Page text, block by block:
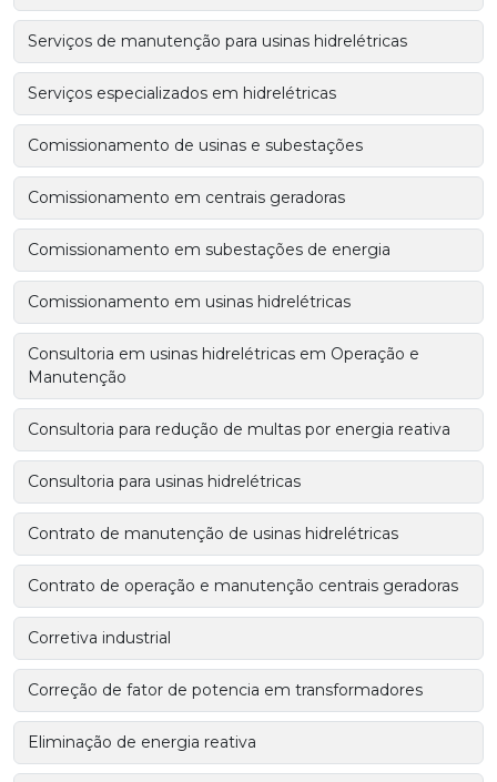
Serviços de manutenção para usinas hidrelétricas
Serviços especializados em hidrelétricas
Comissionamento de usinas e subestações
Comissionamento em centrais geradoras
Comissionamento em subestações de energia
Comissionamento em usinas hidrelétricas
Consultoria em usinas hidrelétricas em Operação e
Manutenção
Consultoria para redução de multas por energia reativa
Consultoria para usinas hidrelétricas
Contrato de manutenção de usinas hidrelétricas
Contrato de operação e manutenção centrais geradoras
Corretiva industrial
Correção de fator de potencia em transformadores
Eliminação de energia reativa